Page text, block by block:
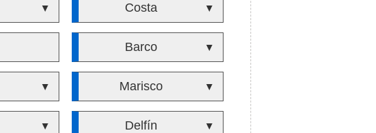
▼ Costa ▼
Barco ▼
▼ Marisco ▼
▼ Delfín ▼